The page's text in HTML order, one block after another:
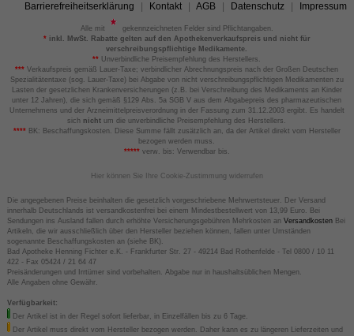
Barrierefreiheitserklärung Kontakt AGB Datenschutz Impressum
Alle mit
gekennzeichneten Felder sind Pflichtangaben.
*inkl. MwSt. Rabatte gelten auf den Apothekenverkaufspreis und nicht für
verschreibungspflichtige Medikamente.
** Unverbindliche Preisempfehlung des Herstellers.
*** Verkaufspreis gemäß Lauer-Taxe; verbindlicher Abrechnungspreis nach der Großen Deutschen
Spezialitätentaxe (sog. Lauer-Taxe) bei Abgabe von nicht verschreibungspflichtigen Medikamenten zu
Lasten der gesetzlichen Krankenversicherungen (z.B. bei Verschreibung des Medikaments an Kinder
unter 12 Jahren), die sich gemäß §129 Abs. 5a SGB V aus dem Abgabepreis des pharmazeutischen
Unternehmens und der Arzneimittelpreisverordnung in der Fassung zum 31.12.2003 ergibt. Es handelt
sich nicht um die unverbindliche Preisempfehlung des Herstellers.
****BK: Beschaffungskosten. Diese Summe fällt zusätzlich an, da der Artikel direkt vom Hersteller
bezogen werden muss.
*****verw. bis: Verwendbar bis.
Hier können Sie Ihre Cookie-Zustimmung widerrufen
Die angegebenen Preise beinhalten die gesetzlich vorgeschriebene Mehrwertsteuer. Der Versand
innerhalb Deutschlands ist versandkostenfrei bei einem Mindestbestellwert von 13,99 Euro. Bei
Sendungen ins Ausland fallen durch erhöhte Versicherungsgebühren Mehrkosten an VersandkostenBei
Artikeln, die wir ausschließlich über den Hersteller beziehen können, fallen unter Umständen
sogenannte Beschaffungskosten an (siehe BK).
Bad Apotheke Henning Fichter e.K. - Frankfurter Str. 27 - 49214 Bad Rothenfelde - Tel 0800 / 10 11
422 - Fax 05424 / 21 64 47
Preisänderungen und Irrtümer sind vorbehalten. Abgabe nur in haushaltsüblichen Mengen.
Alle Angaben ohne Gewähr.
Verfügbarkeit:
Der Artikel ist in der Regel sofort lieferbar, in Einzelfällen bis zu 6 Tage.
Der Artikel muss direkt vom Hersteller bezogen werden. Daher kann es zu längeren Lieferzeiten und